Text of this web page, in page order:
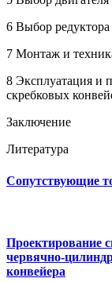
6 Выбор редуктора
7 Монтаж и
8 Эксплуатация и
скребковых
Заключение
Литература
Сопутствующие
Проектирование
червячно-
конвейера